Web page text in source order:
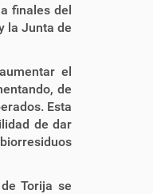
finales del
la Junta de
el
de
Esta
de dar
Torija se